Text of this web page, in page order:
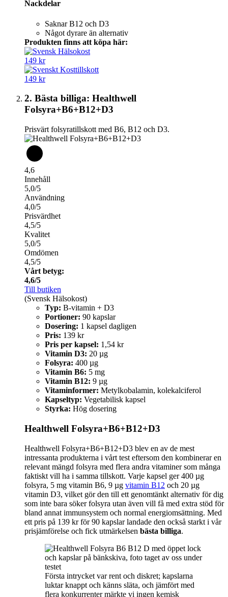
Nackdelar
Saknar B12 och D3
Något dyrare än alternativ
Produkten finns att köpa här:
149 kr
149 kr
2. Bästa billiga: Healthwell
Folsyra+B6+B12+D3
Prisvärt folsyratillskott med B6, B12 och D3.
4,6
Innehåll
5,0/5
Användning
4,0/5
Prisvärdhet
4,5/5
Kvalitet
5,0/5
Omdömen
4,5/5
Vårt betyg:
4,6/5
Till butiken
(Svensk Hälsokost)
Typ: B-vitamin + D3
Portioner: 90 kapslar
Dosering: 1 kapsel dagligen
Pris: 139 kr
Pris per kapsel: 1,54 kr
Vitamin D3: 20 µg
Folsyra: 400 µg
Vitamin B6: 5 mg
Vitamin B12: 9 µg
Vitaminformer: Metylkobalamin, kolekalciferol
Kapseltyp: Vegetabilisk kapsel
Styrka: Hög dosering
Healthwell Folsyra+B6+B12+D3
Healthwell Folsyra+B6+B12+D3 blev en av de mest
intressanta produkterna i vårt test eftersom den kombinerar en
relevant mängd folsyra med flera andra vitaminer som många
faktiskt vill ha i samma tillskott. Varje kapsel ger 400 µg
folsyra, 5 mg vitamin B6, 9 µg vitamin B12 och 20 µg
vitamin D3, vilket gör den till ett genomtänkt alternativ för dig
som inte bara söker folsyra utan även vill få med extra stöd för
bland annat immunsystem och normal energiomsättning. Med
ett pris på 139 kr för 90 kapslar landade den också starkt i vår
prisjämförelse och fick utmärkelsen bästa billiga.
Första intrycket var rent och diskret; kapslarna
luktar knappt och känns släta, och jämfört med
flera konkurrenter märkte vi ingen kemisk